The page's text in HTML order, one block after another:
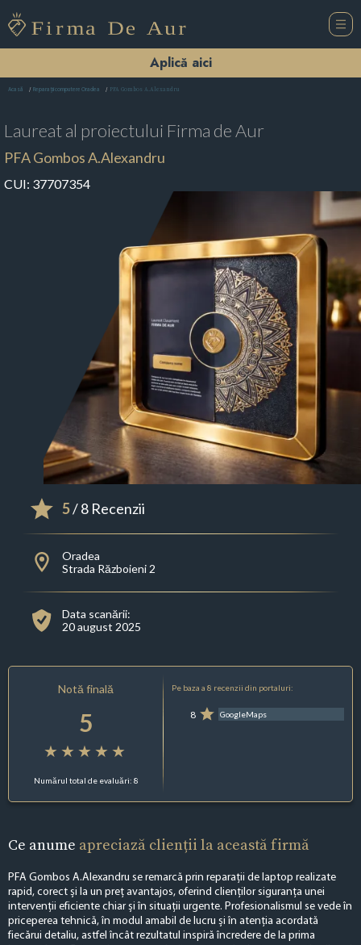
Aplică aici
Acasă Reparații computere Oradea PFA Gombos A.Alexandru
Laureat al proiectului Firma de Aur
PFA Gombos A.Alexandru
CUI: 37707354
5/ 8 Recenzii
Oradea
Strada Războieni 2
Data scanării:
20 august 2025
Notă finală
5
Numărul total de evaluări: 8
Pe baza a 8 recenzii din portaluri:
8 GoogleMaps
Ce anume apreciază clienții la această firmă
PFA Gombos A.Alexandru se remarcă prin reparații de laptop realizate
rapid, corect și la un preț avantajos, oferind clienților siguranța unei
intervenții eficiente chiar și în situații urgente. Profesionalismul se vede în
priceperea tehnică, în modul amabil de lucru și în atenția acordată
fiecărui detaliu, astfel încât rezultatul inspiră încredere de la prima